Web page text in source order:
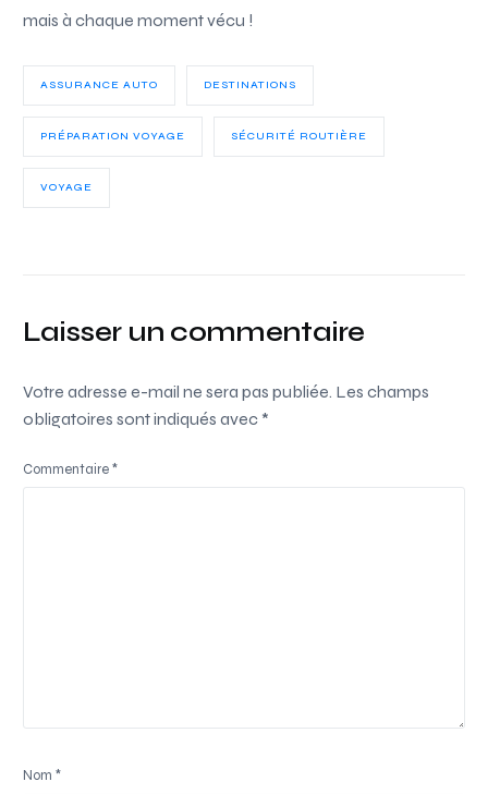
mais à chaque moment vécu !
ASSURANCE AUTO DESTINATIONS
PRÉPARATION VOYAGE SÉCURITÉ ROUTIÈRE
VOYAGE
Laisser un commentaire
Votre adresse e-mail ne sera pas publiée. Les champs
obligatoires sont indiqués avec *
Commentaire*
Nom*